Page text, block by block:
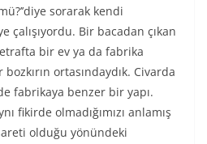
sorarak kendi
çalışıyordu. Bir bacadan çıkan
bir ev ya da fabrika
ortasındaydık. Civarda
fabrikaya benzer bir yapı.
fikirde olmadığımızı anlamış
olduğu yönündeki